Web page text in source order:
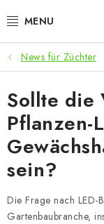
Inhalt
ANGEBOTE
LED
ANBAUBEDARF
AQUARISTIK
MICROGREENS
News für Züchter
Sollte die
Pflanzen-
sein?
Die Frage nach LED-
Gartenbaubranche,